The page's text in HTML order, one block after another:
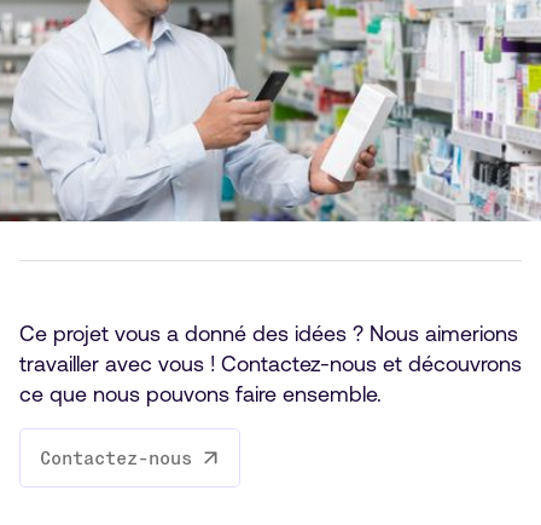
Ce projet vous a donné des idées ? Nous aimerions
travailler avec vous ! Contactez-nous et découvrons
ce que nous pouvons faire ensemble.
Contactez-nous